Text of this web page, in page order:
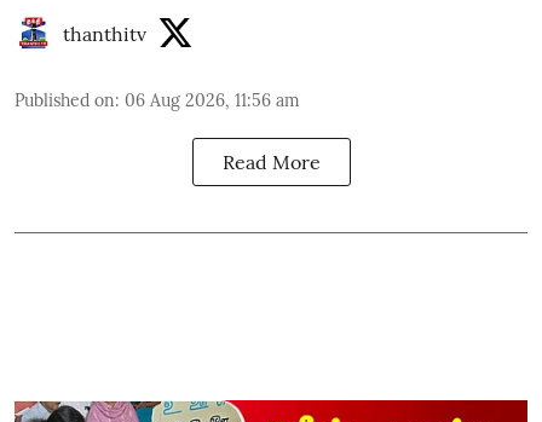
thanthitv
Published on: 06 Aug 2026, 11:56 am
Read More